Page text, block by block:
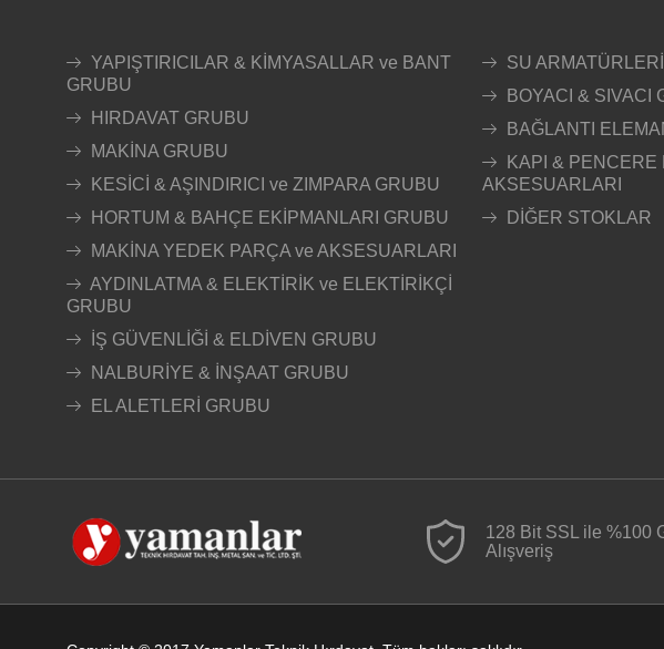
YAPIŞTIRICILAR & KİMYASALLAR ve BANT
GRUBU
HIRDAVAT GRUBU
MAKİNA GRUBU
KESİCİ & AŞINDIRICI ve ZIMPARA GRUBU
HORTUM & BAHÇE EKİPMANLARI GRUBU
MAKİNA YEDEK PARÇA ve AKSESUARLARI
AYDINLATMA & ELEKTİRİK ve ELEKTİRİKÇİ
GRUBU
İŞ GÜVENLİĞİ & ELDİVEN GRUBU
NALBURİYE & İNŞAAT GRUBU
EL ALETLERİ GRUBU
SU
BOYACI & SIVACI
BAĞLANTI
KAPI & PENCERE
AKSESUARLARI
DİĞER STOKLAR
128 Bit SSL ile %100
Alışveriş